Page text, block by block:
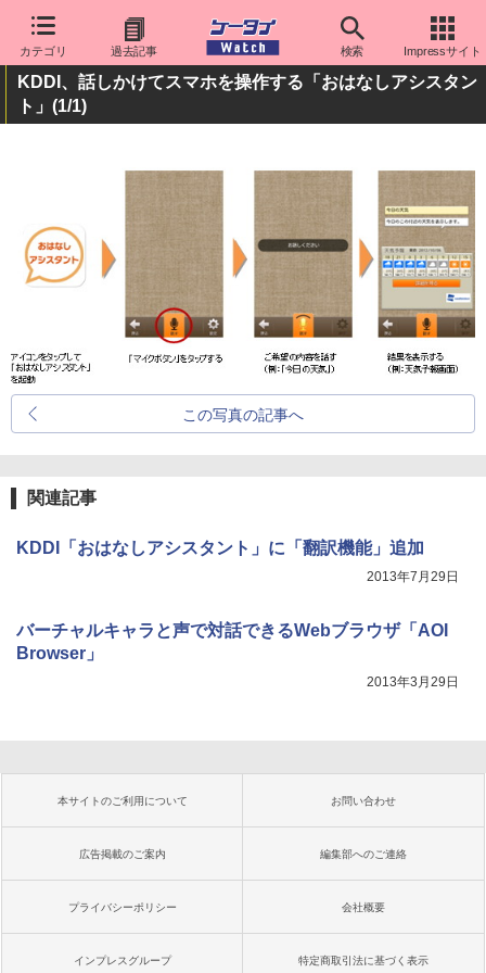
カテゴリ 過去記事 検索 Impressサイト
KDDI、話しかけてスマホを操作する「おはなしアシスタン
ト」 (1/1)
この写真の記事へ
関連記事
KDDI「おはなしアシスタント」に「翻訳機能」追加
2013年7月29日
バーチャルキャラと声で対話できるWebブラウザ「AOI
Browser」
2013年3月29日
本サイトのご利用について お問い合わせ
広告掲載のご案内 編集部へのご連絡
プライバシーポリシー 会社概要
インプレスグループ 特定商取引法に基づく表示